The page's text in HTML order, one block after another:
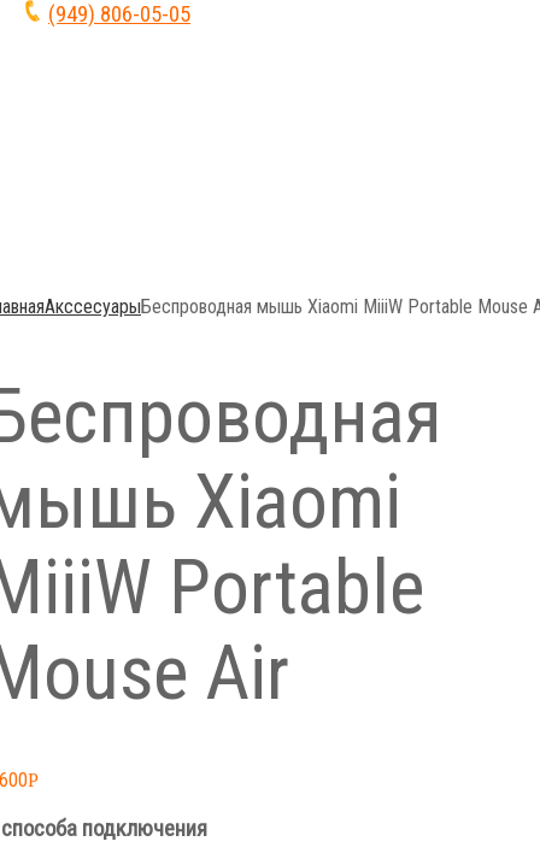
(949) 806-05-05
АкссесуарыБеспроводная мышь Xiaomi MiiiW Portable Mouse
Xiaomi
Portable
Air
Р
подключения